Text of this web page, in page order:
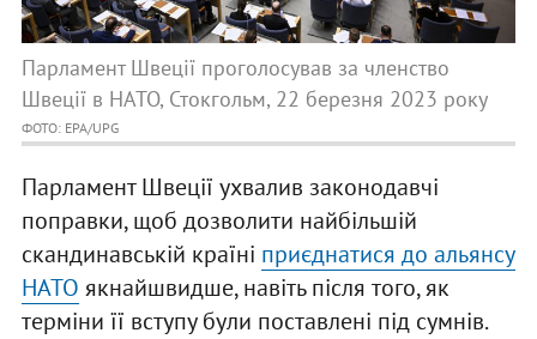
Парламент Швеції проголосував за членство
Швеції в НАТО, Стокгольм, 22 березня 2023 року
ФОТО: ЕРА/UPG
Парламент Швеції ухвалив законодавчі
поправки, щоб дозволити найбільшій
скандинавській країні приєднатися до альянсу
НАТО якнайшвидше, навіть після того, як
терміни її вступу були поставлені під сумнів.